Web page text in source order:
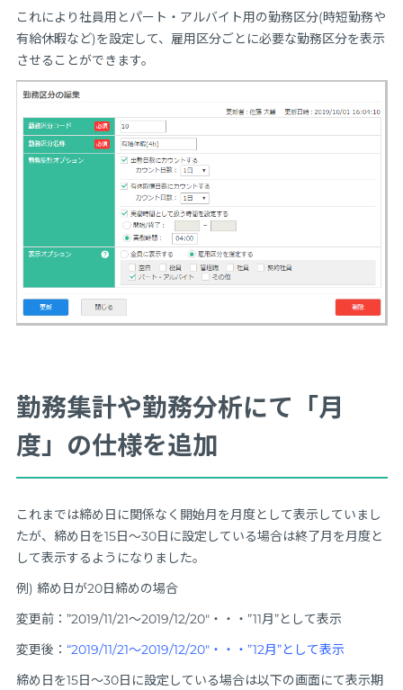
これにより社員用とパート・アルバイト用の勤務区分(時短勤務や
有給休暇など)を設定して、雇用区分ごとに必要な勤務区分を表示
させることができます。
勤務集計や勤務分析にて「月
度」の仕様を追加
これまでは締め日に関係なく開始月を月度として表示していまし
たが、締め日を15日～30日に設定している場合は終了月を月度と
して表示するようになりました。
例) 締め日が20日締めの場合
変更前：”2019/11/21～2019/12/20″・・・”11月”として表示
変更後： “2019/11/21～2019/12/20″・・・”12月”として表示
締め日を15日～30日に設定している場合は以下の画面にて表示期